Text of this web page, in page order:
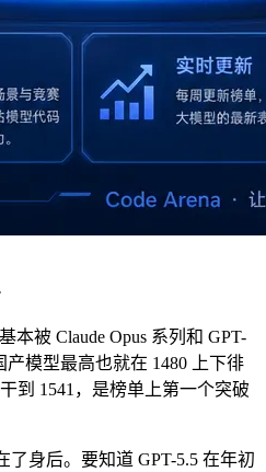
本被 Claude Opus 系列和 GPT-
产模型最高也就在 1480 上下徘
到 1541，是榜单上第一个突破
了身后。要知道 GPT-5.5 在年初